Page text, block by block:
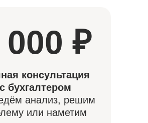
000 ₽
консультация
с бухгалтером
анализ, решим
или наметим